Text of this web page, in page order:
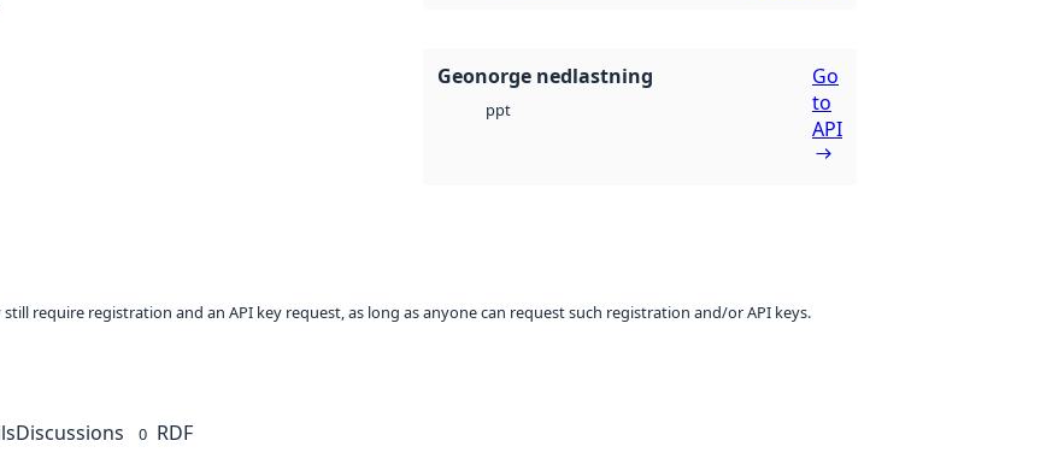
Geonorge nedlastning
ppt
Go
to
API
require registration and an API key request, as long as anyone can request such registration and/or API keys.
Discussions 0 RDF